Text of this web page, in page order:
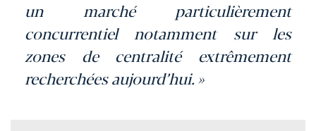
un marché particulièrement
concurrentiel notamment sur les
zones de centralité extrêmement
recherchées aujourd’hui. »